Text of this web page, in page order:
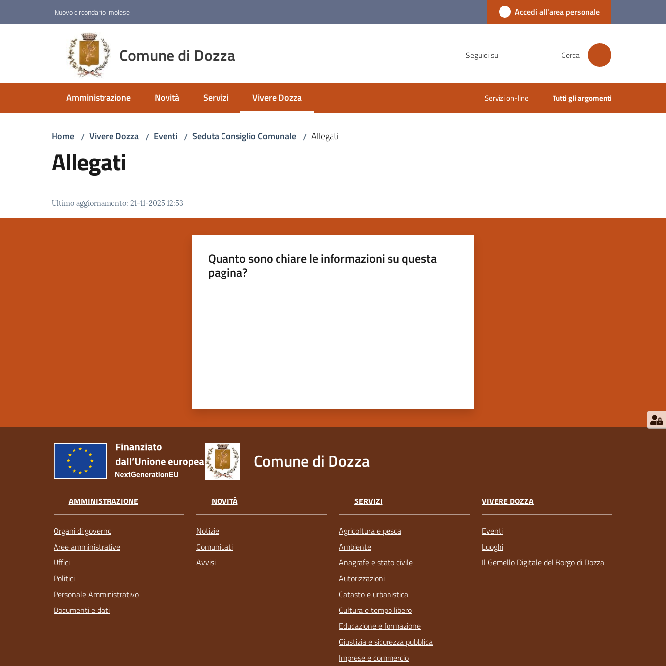
Nuovo circondario imolese Accedi all'area personale
Comune di Dozza Seguici su Cerca
Amministrazione Novità Servizi Vivere Dozza
Menu selezionato Servizi on-line Tutti gli argomenti
Home / Vivere Dozza / Eventi / Seduta Consiglio Comunale / Allegati
Allegati
Ultimo aggiornamento: 21-11-2025 12:53
Quanto sono chiare le informazioni su questa
pagina?
Comune di Dozza
AMMINISTRAZIONE
Organi di governo
Aree amministrative
Uffici
Politici
Personale Amministrativo
Documenti e dati
NOVITÀ
Notizie
Comunicati
Avvisi
SERVIZI
Agricoltura e pesca
Ambiente
Anagrafe e stato civile
Autorizzazioni
Catasto e urbanistica
Cultura e tempo libero
Educazione e formazione
Giustizia e sicurezza pubblica
Imprese e commercio
VIVERE DOZZA
Eventi
Luoghi
Il Gemello Digitale del Borgo di Dozza